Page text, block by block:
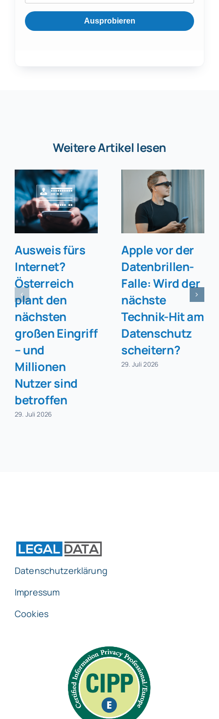
Ausprobieren
Weitere Artikel lesen
Ausweis fürs
Internet?
Österreich
plant den
nächsten
großen Eingriff
– und
Millionen
Nutzer sind
betroffen
29. Juli 2026
Apple vor der
Datenbrillen-
Falle: Wird der
nächste
Technik-Hit am
Datenschutz
scheitern?
29. Juli 2026
Datenschutzerklärung
Impressum
Cookies